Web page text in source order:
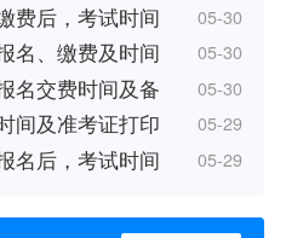
费后，考试时间 05-30
名、缴费及时间 05-30
名交费时间及备 05-30
间及准考证打印 05-29
名后，考试时间 05-29